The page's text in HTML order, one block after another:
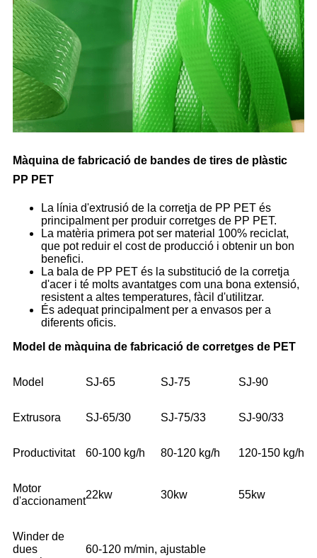
Màquina de fabricació de bandes de tires de plàstic
PP PET
La línia d'extrusió de la corretja de PP PET és
principalment per produir corretges de PP PET.
La matèria primera pot ser material 100% reciclat,
que pot reduir el cost de producció i obtenir un bon
benefici.
La bala de PP PET és la substitució de la corretja
d'acer i té molts avantatges com una bona extensió,
resistent a altes temperatures, fàcil d'utilitzar.
És adequat principalment per a envasos per a
diferents oficis.
Model de màquina de fabricació de corretges de PET
Model SJ-65 SJ-75 SJ-90
Extrusora SJ-65/30 SJ-75/33 SJ-90/33
Productivitat 60-100 kg/h 80-120 kg/h 120-150 kg/h
Motor
d'accionament
22kw 30kw 55kw
Winder de
dues
60-120 m/min, ajustable